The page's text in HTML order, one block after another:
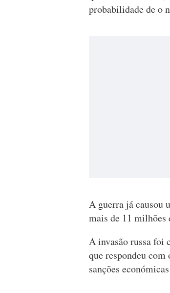
probabilidade de o
A guerra já causou
mais de 11 milhões
A invasão russa foi
que respondeu
sanções